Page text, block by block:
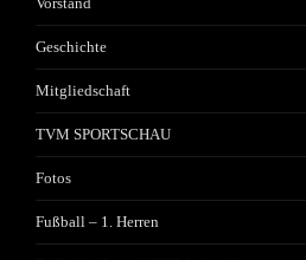
Geschichte
Mitgliedschaft
TVM SPORTSCHAU
Fotos
Fußball – 1. Herren